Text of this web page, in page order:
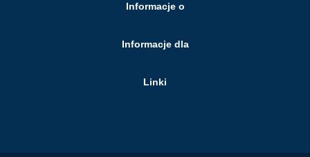
Informacje o
Informacje dla
Linki